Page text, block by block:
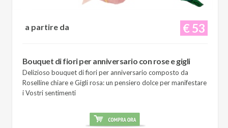
€ 53
a partire da
Bouquet di fiori per anniversario con rose e gigli
Delizioso bouquet di fiori per anniversario composto da
Roselline chiare e Gigli rosa: un pensiero dolce per manifestare
i Vostri sentimenti